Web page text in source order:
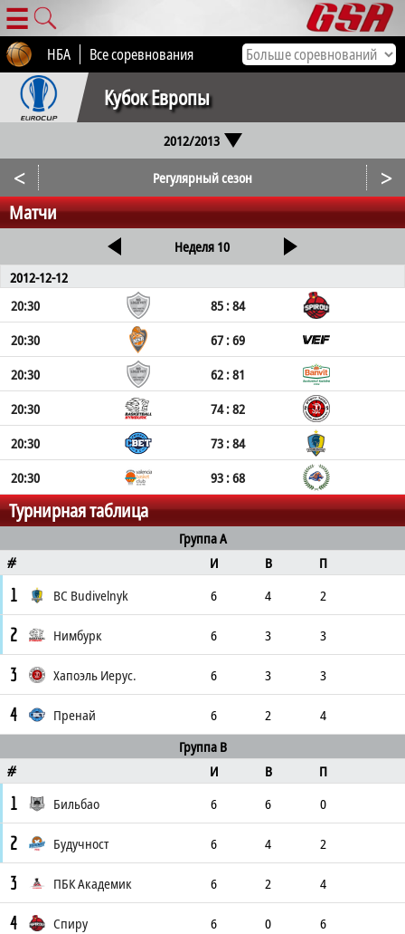
☰
НБА Все соревнования
Кубок Европы
2012/2013
< Регулярный сезон >
Матчи
Неделя 10
2012-12-12
20:30
85 : 84
20:30
67 : 69
20:30
62 : 81
20:30
74 : 82
20:30
73 : 84
20:30
93 : 68
Турнирная таблица
Группа A
# И В П
1 BC Budivelnyk 6 4 2
2 Нимбурк 6 3 3
3 Хапоэль Иерус. 6 3 3
4 Пренай 6 2
4
Группа B
# И В П
1 Бильбао 6 6 0
2 Будучност 6 4 2
3 ПБК Академик 6 2 4
4 Спиру 6 0
6